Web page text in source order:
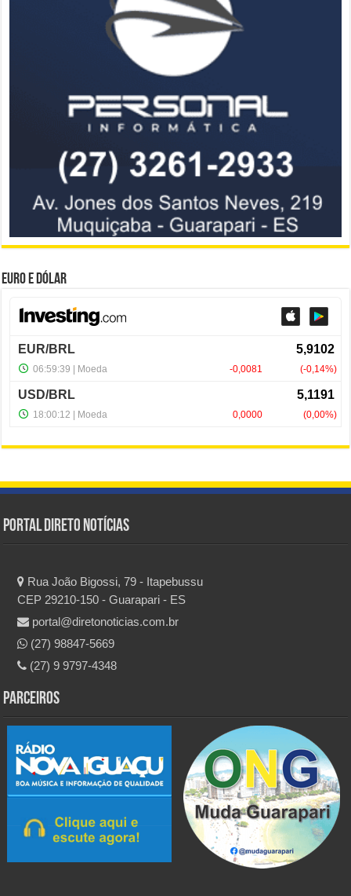
Euro e Dólar
Portal Direto Notícias
Rua João Bigossi, 79 - Itapebussu
CEP 29210-150 - Guarapari - ES
portal@diretonoticias.com.br
(27) 98847-5669
(27) 9 9797-4348
Parceiros